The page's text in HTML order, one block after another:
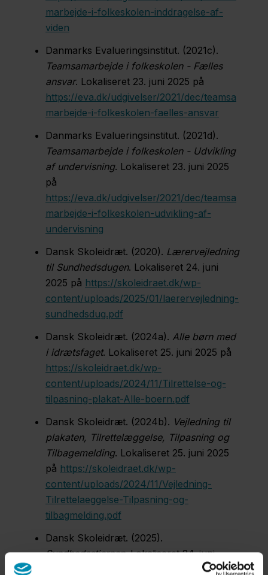
marbejde-i-folkeskolen-inddragelse-af-
viden
Danmarks Evalueringsinstitut. (2021c).
Teamsamarbejde i folkeskolen - Fælles
ansvar. Lokaliseret 23. juni 2025 på
https://eva.dk/udgivelser/2021/dec/teamsa
marbejde-i-folkeskolen-faelles-ansvar
Danmarks Evalueringsinstitut. (2021d).
Teamsamarbejde i folkeskolen - Udvikling
af undervisning. Lokaliseret 23. juni 2025
på
https://eva.dk/udgivelser/2021/dec/teamsa
marbejde-i-folkeskolen-udvikling-af-
undervisning
Dansk Skoleidræt. (2020). Lærervejledning
til Sundhedsdugen. Lokaliseret 24. juni
2025 på https://skoleidraet.dk/wp-
content/uploads/2025/01/laerervejledning-
sundhedsdug.pdf
Dansk Skoleidræt. (2024a). Alle børn med
i idrætsfaget. Lokaliseret 25. juni 2025 på
https://skoleidraet.dk/wp-
content/uploads/2024/11/Tilrettelse-og-
tilpasning-plakat-Alle-boern.pdf
Dansk Skoleidræt. (2024b). Vejledning til
plakaten, Tilrettelæggelse, Tilpasning og
Tilbagemelding. Lokaliseret 25. juni 2025
på https://skoleidraet.dk/wp-
content/uploads/2024/11/Vejledning-
Tilrettelaeggelse-Tilpasning-og-
tilbagmelding.pdf
Dansk Skoleidræt. (2025).
Sundhedsstjernen. Lokaliseret 24. juni
https://skoleidraet.dk/bevaegelse-